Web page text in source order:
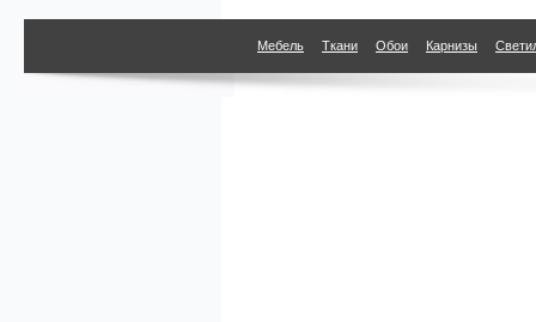
Мебель Ткани Обои Карнизы